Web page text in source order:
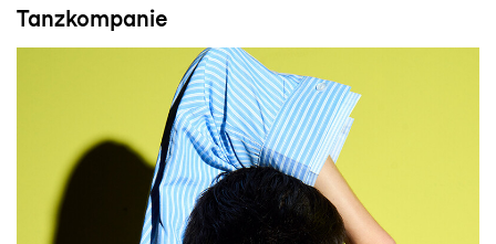
Zum Footer springen
Tanzkompanie